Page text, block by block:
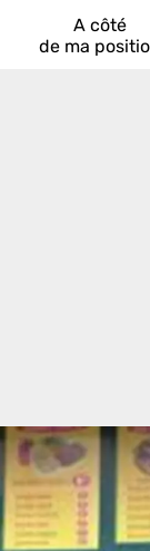
A côté
de ma